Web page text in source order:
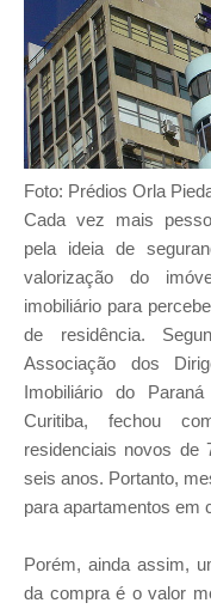
Foto: Prédios Orla
Cada vez mais
pela ideia de
valorização do
imobiliário para
de residência.
Associação dos
Imobiliário do
Curitiba, fechou
residenciais novos de
seis anos. Portanto,
para apartamentos em
Porém, ainda assim,
da compra é o valor